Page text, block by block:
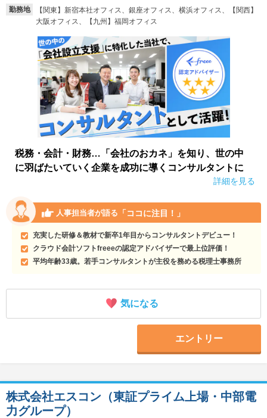
勤務地
【関東】新宿本社オフィス、銀座オフィス、横浜オフィス、【関西】
大阪オフィス、【九州】福岡オフィス
税務・会計・財務…「会社のおカネ」を知り、世の中
に羽ばたいていく企業を成功に導くコンサルタントに
詳細を見る
人事担当者が語る 「ココに注目！」
充実した研修＆教材で新卒1年目からコンサルタントデビュー！
クラウド会計ソフトfreeeの認定アドバイザーで最上位評価！
平均年齢33歳。若手コンサルタントが主役を務める税理士事務所
気になる
エントリー
株式会社エスコン（東証プライム上場・中部電
力グループ）